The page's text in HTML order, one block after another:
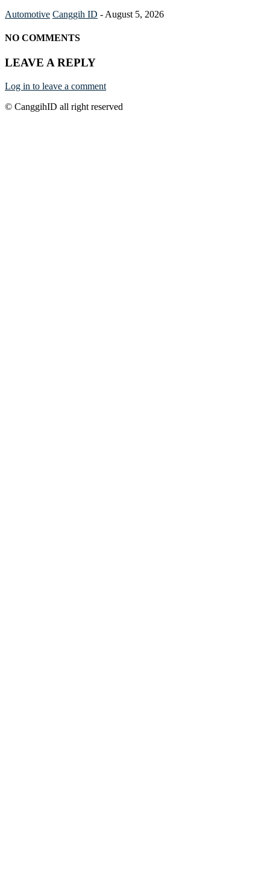
Automotive Canggih ID - August 5, 2026
NO COMMENTS
LEAVE A REPLY
Log in to leave a comment
© CanggihID all right reserved